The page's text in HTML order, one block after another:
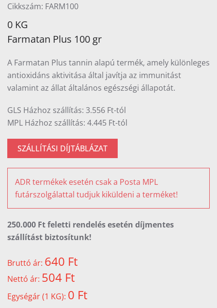
Cikkszám: FARM100
0 KG
Farmatan Plus 100 gr
A Farmatan Plus tannin alapú termék, amely különleges
antioxidáns aktivitása által javítja az immunitást
valamint az állat általános egészségi állapotát.
GLS Házhoz szállítás: 3.556 Ft-tól
MPL Házhoz szállítás: 4.445 Ft-tól
SZÁLLÍTÁSI DÍJTÁBLÁZAT
ADR termékek esetén csak a Posta MPL
futárszolgálattal tudjuk kiküldeni a terméket!
250.000 Ft feletti rendelés esetén díjmentes
szállítást biztosítunk!
Bruttó ár: 640 Ft
Nettó ár: 504 Ft
Egységár (1 KG): 0 Ft